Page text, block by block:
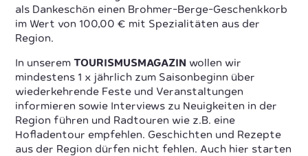
als Dankeschön einen Brohmer-Berge-Geschenkkorb
im Wert von 100,00 € mit Spezialitäten aus der
Region.
In unserem TOURISMUSMAGAZIN wollen wir
mindestens 1 x jährlich zum Saisonbeginn über
wiederkehrende Feste und Veranstaltungen
informieren sowie Interviews zu Neuigkeiten in der
Region führen und Radtouren wie z.B. eine
Hofladentour empfehlen. Geschichten und Rezepte
aus der Region dürfen nicht fehlen. Auch hier starten